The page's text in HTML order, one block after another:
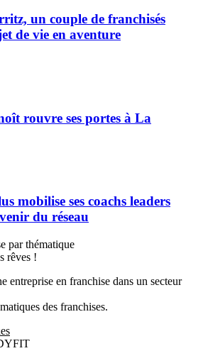
un couple de franchisés
de vie en aventure
rouvre ses portes à La
mobilise ses coachs leaders
du réseau
par thématique
rêves !
entreprise en franchise dans un secteur
des franchises.